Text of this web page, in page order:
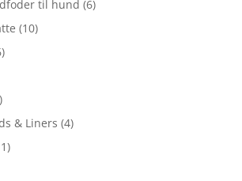
til hund (6)
(10)
& Liners (4)